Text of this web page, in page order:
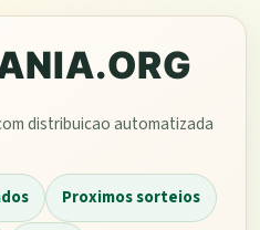
distribuicao automatizada
Proximos sorteios